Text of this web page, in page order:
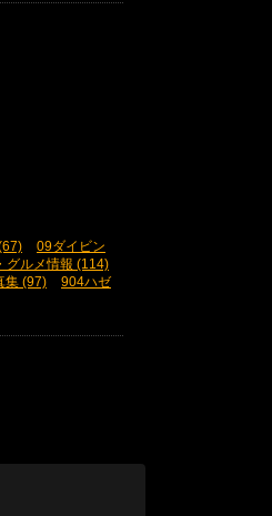
09ダイビン
グルメ情報 (114)
集 (97)
904ハゼ